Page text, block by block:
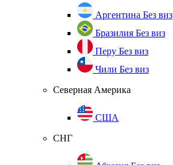
Аргентина Без виз
Бразилия Без виз
Перу Без виз
Чили Без виз
Северная Америка
США
СНГ